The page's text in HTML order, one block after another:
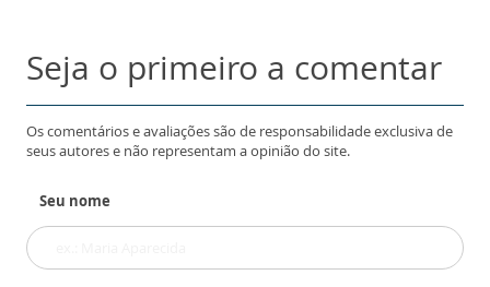
Seja o primeiro a comentar
Os comentários e avaliações são de responsabilidade exclusiva de
seus autores e não representam a opinião do site.
Seu nome